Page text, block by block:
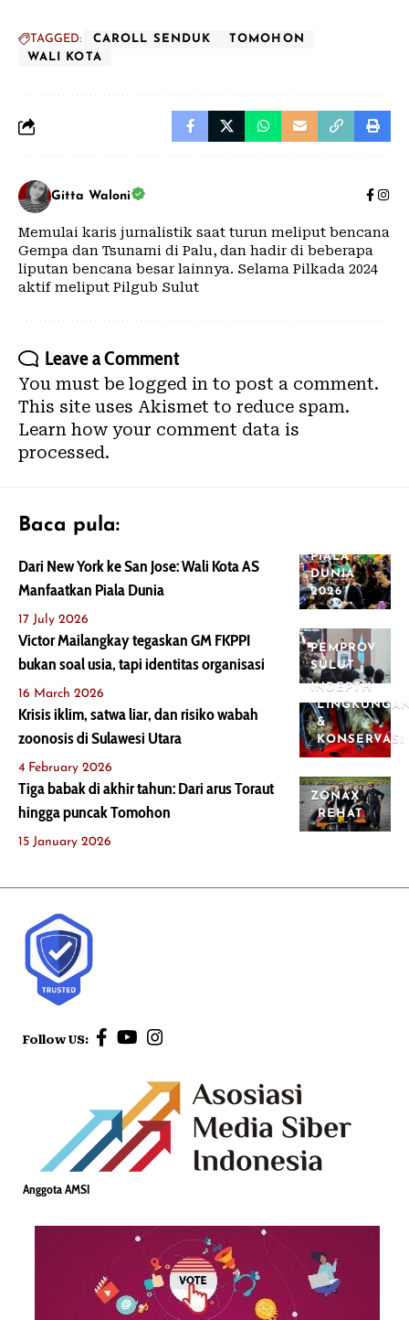
TAGGED: CAROLL SENDUK
TOMOHON
WALI KOTA
Gitta Waloni
Memulai karis jurnalistik saat turun meliput bencana
Gempa dan Tsunami di Palu, dan hadir di beberapa
liputan bencana besar lainnya. Selama Pilkada 2024
aktif meliput Pilgub Sulut
Leave a Comment
You must be logged in to post a comment.
This site uses Akismet to reduce spam.
Learn how your comment data is
processed.
Baca pula:
PIALA
DUNIA
2026
Dari New York ke San Jose: Wali Kota AS
Manfaatkan Piala Dunia
17 July 2026
PEMPROV
SULUT
Victor Mailangkay tegaskan GM FKPPI
bukan soal usia, tapi identitas organisasi
16 March 2026
INDEPTH
&
KONSERVASI
Krisis iklim, satwa liar, dan risiko wabah
zoonosis di Sulawesi Utara
4 February 2026
ZONAX
REHAT
Tiga babak di akhir tahun: Dari arus Toraut
hingga puncak Tomohon
15 January 2026
Follow US:
Anggota AMSI